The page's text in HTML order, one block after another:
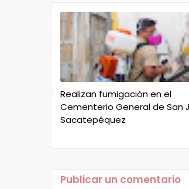
Realizan fumigación en el
Cementerio General de San
Sacatepéquez
Publicar un comentario